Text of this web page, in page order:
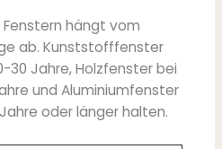
hängt vom
ab. Kunststofffenster
30 Jahre, Holzfenster bei
und Aluminiumfenster
oder länger halten.